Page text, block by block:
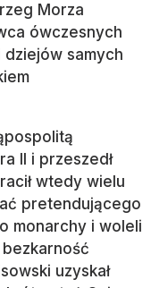
Morza
ówczesnych
samych
II i przeszedł
wtedy wielu
pretendującego
monarchy i woleli
uzyskał